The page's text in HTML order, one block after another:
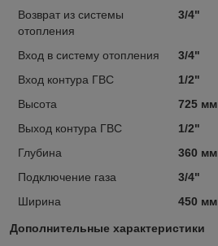
Возврат из системы
отопления
3/4"
Вход в систему отопления
3/4"
Вход контура ГВС
1/2"
Высота
725 мм
Выход контура ГВС
1/2"
Глубина
360 мм
Подключение газа
3/4"
Ширина
450 мм
Дополнительные характеристики